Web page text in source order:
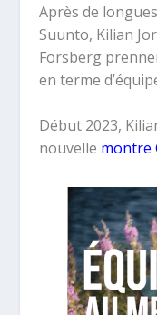
Après de
Suunto, Kilian
Forsberg
en terme
Début 2023,
nouvelle montre